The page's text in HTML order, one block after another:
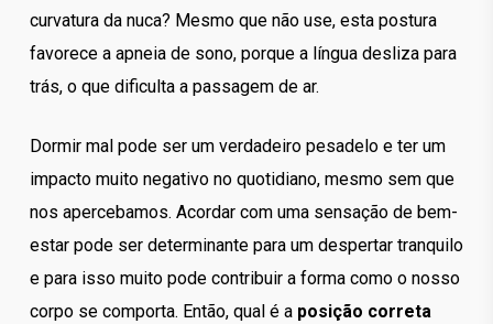
curvatura da nuca? Mesmo que não use, esta postura
favorece a apneia de sono, porque a língua desliza para
trás, o que dificulta a passagem de ar.
Dormir mal pode ser um verdadeiro pesadelo e ter um
impacto muito negativo no quotidiano, mesmo sem que
nos apercebamos. Acordar com uma sensação de bem-
estar pode ser determinante para um despertar tranquilo
e para isso muito pode contribuir a forma como o nosso
corpo se comporta. Então, qual é a posição correta